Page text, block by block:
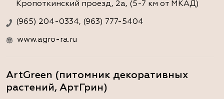
Кропоткинский проезд, 2а, (5-7 км от МКАД)
(965) 204-0334, (963) 777-5404
www.agro-ra.ru
ArtGreen (питомник декоративных
растений, АртГрин)